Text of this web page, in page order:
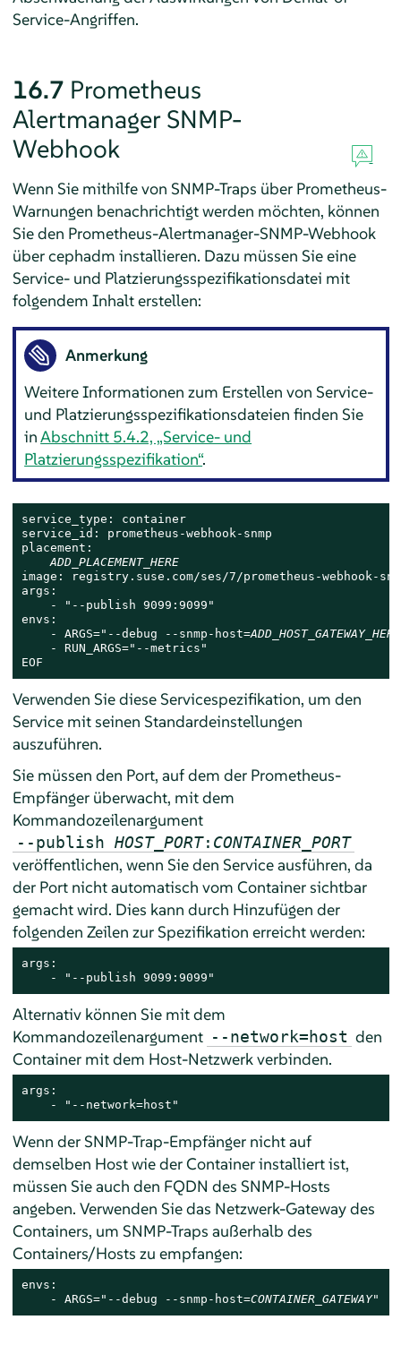
Service-Angriffen.
16.7 Prometheus
Alertmanager SNMP-
Webhook
Wenn Sie mithilfe von SNMP-Traps über Prometheus-
Warnungen benachrichtigt werden möchten, können
Sie den Prometheus-Alertmanager-SNMP-Webhook
über cephadm installieren. Dazu müssen Sie eine
Service- und Platzierungsspezifikationsdatei mit
folgendem Inhalt erstellen:
Anmerkung
Weitere Informationen zum Erstellen von Service-
und Platzierungsspezifikationsdateien finden Sie
inAbschnitt 5.4.2, „Service- und
Platzierungsspezifikation“.
service_type: container
service_id: prometheus-webhook-snmp
placement:
ADD_PLACEMENT_HERE
image: registry.suse.com/ses/7/prometheus-webhook-
args:
    - "--publish 9099:9099"
envs:
    - ARGS="--debug --snmp-host=
ADD_HOST_GATEWAY_HERE
    - RUN_ARGS="--metrics"
EOF
Verwenden Sie diese Servicespezifikation, um den
Service mit seinen Standardeinstellungen
auszuführen.
Sie müssen den Port, auf dem der Prometheus-
Empfänger überwacht, mit dem
Kommandozeilenargument
--publish HOST_PORT: CONTAINER_PORT
veröffentlichen, wenn Sie den Service ausführen, da
der Port nicht automatisch vom Container sichtbar
gemacht wird. Dies kann durch Hinzufügen der
folgenden Zeilen zur Spezifikation erreicht werden:
args:
    - "--publish 9099:9099"
Alternativ können Sie mit dem
Kommandozeilenargument --network=host den
Container mit dem Host-Netzwerk verbinden.
args:
    - "--network=host"
Wenn der SNMP-Trap-Empfänger nicht auf
demselben Host wie der Container installiert ist,
müssen Sie auch den FQDN des SNMP-Hosts
angeben. Verwenden Sie das Netzwerk-Gateway des
Containers, um SNMP-Traps außerhalb des
Containers/Hosts zu empfangen:
envs:
    - ARGS="--debug --snmp-host=
CONTAINER_GATEWAY"